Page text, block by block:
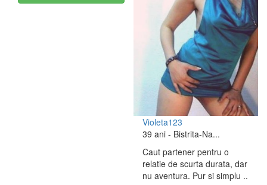
Violeta123
39 ani - Bistrita-Na...
Caut partener pentru o
relatie de scurta durata, dar
nu aventura. Pur si simplu ..